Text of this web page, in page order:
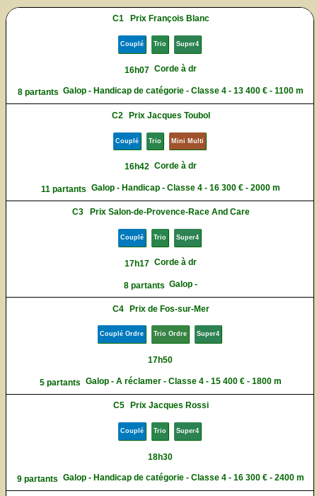
C1 Prix François Blanc
Couplé Trio Super4
16h07 Corde à dr
8 partants Galop - Handicap de catégorie - Classe 4 - 13 400 € - 1100 m
C2 Prix Jacques Toubol
Couplé Trio Mini Multi
16h42 Corde à dr
11 partants Galop - Handicap - Classe 4 - 16 300 € - 2000 m
C3 Prix Salon-de-Provence-Race And Care
Couplé Trio Super4
17h17 Corde à dr
8 partants Galop -
C4 Prix de Fos-sur-Mer
Couplé Ordre Trio Ordre Super4
17h50
5 partants Galop - A réclamer - Classe 4 - 15 400 € - 1800 m
C5 Prix Jacques Rossi
Couplé Trio Super4
18h30
9 partants Galop - Handicap de catégorie - Classe 4 - 16 300 € - 2400 m